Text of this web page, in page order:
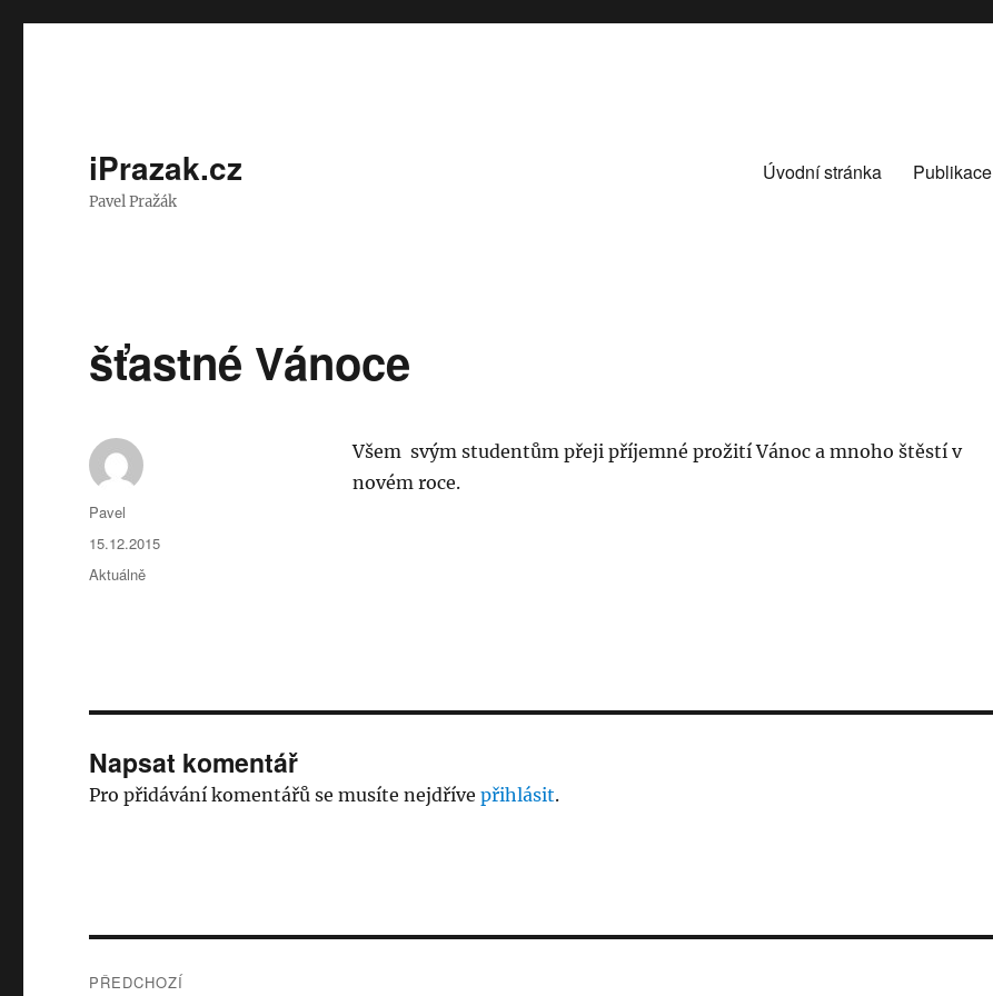
iPrazak.cz
Pavel Pražák
Úvodní stránka Publikace
šťastné Vánoce
Všem svým studentům přeji příjemné prožití Vánoc a mnoho štěstí v
novém roce.
Autor:
Pavel
Publikováno:
15.12.2015
Rubriky:
Aktuálně
Napsat komentář
Pro přidávání komentářů se musíte nejdřívepřihlásit.
PŘEDCHOZÍ